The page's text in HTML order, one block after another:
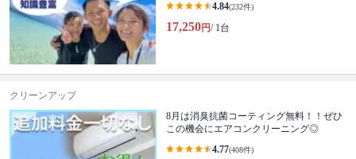
4.84(232件)
17,250円/ 1台
クリーンアップ
8月は消臭抗菌コーティング無料！！ぜひ
この機会にエアコンクリーニング◎
4.77(408件)